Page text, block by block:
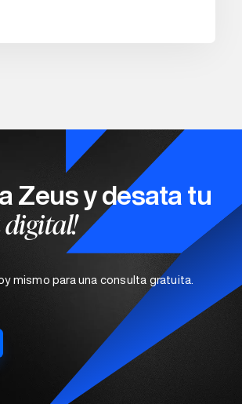
Zeus y desata tu
mismo para una consulta gratuita.